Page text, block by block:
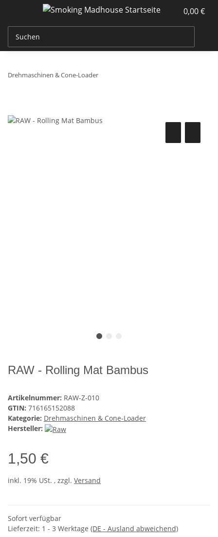
0,00 €
Drehmaschinen & Cone-Loader
RAW - Rolling Mat Bambus
Artikelnummer: RAW-Z-010
GTIN: 716165152088
Kategorie: Drehmaschinen & Cone-Loader
Hersteller:
1,50 €
inkl. 19% USt. , zzgl. Versand
Sofort verfügbar
Lieferzeit: 1 - 3 Werktage (DE - Ausland abweichend)